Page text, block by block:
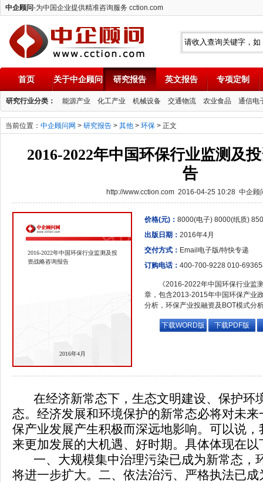
中企顾问-为中国企业提供精准咨询服务 cction.com
中企顾问
首页 关于中企顾问 研究报告 英文报告 专项定制
研究行业分类： 能源产业 化工产业 机械设备 交通物流 农业食品 通信电
当前位置： 中企顾问网 > 研究报告 > 其他 > 环保 > 正文
2016-2022年中国环保行业监测及
告
http://www.cction.com 2016-04-25 10:28 中企顾
2016-2022年中国环保行业监测及投
资战略咨询报告
2016年4月
价格(元)： 8000(电子) 8000(纸质)
出版日期： 2016年4月
交付方式： Email电子版/特快专递
订购电话： 400-700-9228 010-
《2016-2022年中国环保行业监
章，包含2013-2015年中国环保产业
分析，环保产业投融资及BOT模式分
下载WORD版 下载PDF版
在经济新常态下，生态文明建设、保护环
态。经济发展和环境保护的新常态必将对未
保产业发展产生积极而深远地影响。可以说
来更加发展的大机遇、好时期。具体体现在以
一、大规模集中治理污染已成为新常态，
将进一步扩大。二、依法治污、严格执法已